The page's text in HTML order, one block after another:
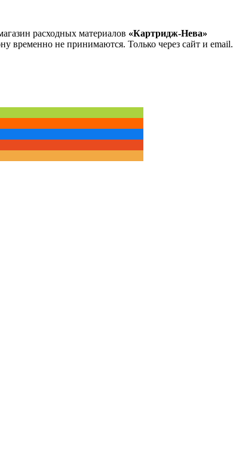
расходных материалов «Картридж-Нева»
временно не принимаются. Только через сайт и email.